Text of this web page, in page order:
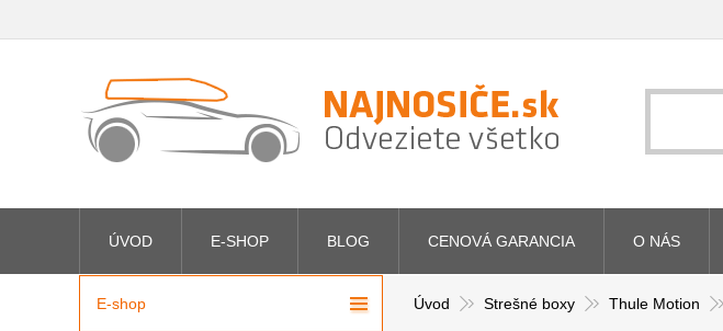
Úvod Strešné boxy Thule Motion
E-shop
ÚVOD E-SHOP BLOG CENOVÁ GARANCIA O NÁS